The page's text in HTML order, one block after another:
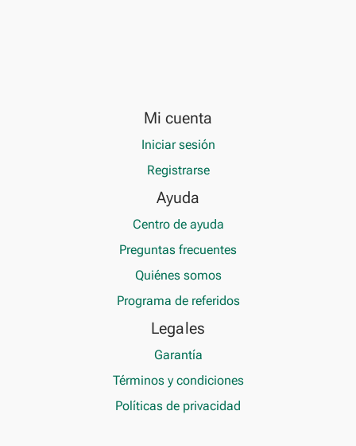
Mi cuenta
Iniciar sesión
Registrarse
Ayuda
Centro de ayuda
Preguntas frecuentes
Quiénes somos
Programa de referidos
Legales
Garantía
Términos y condiciones
Políticas de privacidad